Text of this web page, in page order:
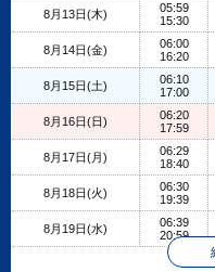
8月13日(木)
05:59
15:30
8月14日(金)
06:00
16:20
8月15日(土)
06:10
17:00
8月16日(日)
06:20
17:59
8月17日(月)
06:29
18:40
8月18日(火)
06:30
19:39
8月19日(水)
06:39
20:59